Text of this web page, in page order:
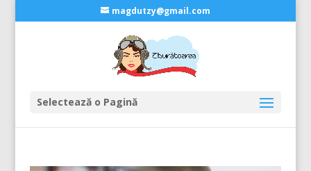
magdutzy@gmail.com
Selectează o Pagină